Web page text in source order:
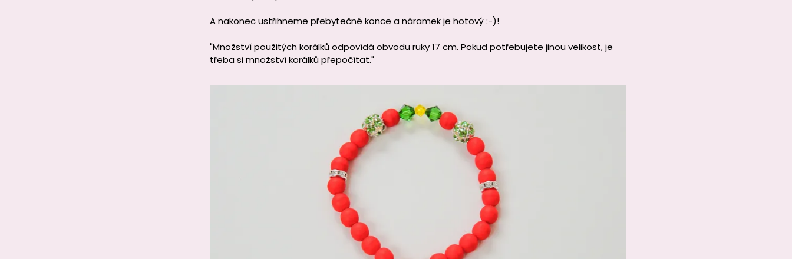
A nakonec ustřihneme přebytečné konce a náramek je hotový :-)!
"Množství použitých korálků odpovídá obvodu ruky 17 cm. Pokud potřebujete jinou velikost, je
třeba si množství korálků přepočítat."